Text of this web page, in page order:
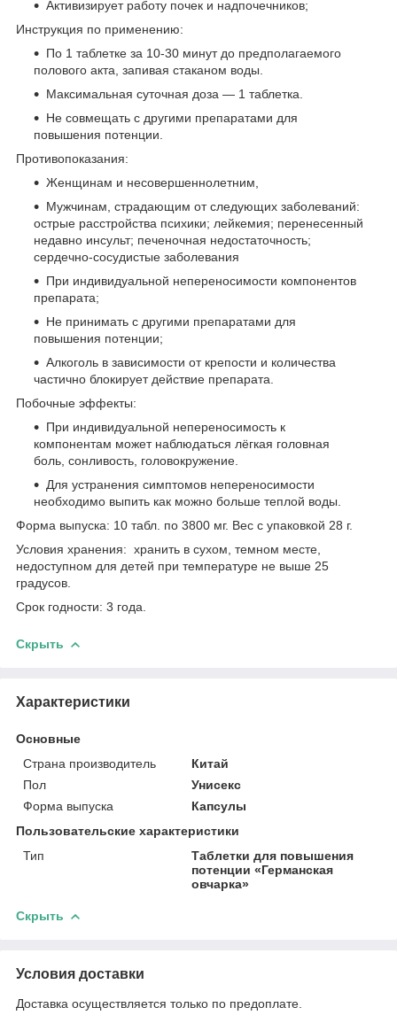
Активизирует работу почек и надпочечников;
Инструкция по применению:
По 1 таблетке за 10-30 минут до предполагаемого
полового акта, запивая стаканом воды.
Максимальная суточная доза — 1 таблетка.
Не совмещать с другими препаратами для
повышения потенции.
Противопоказания:
Женщинам и несовершеннолетним,
Мужчинам, страдающим от следующих заболеваний:
острые расстройства психики; лейкемия; перенесенный
недавно инсульт; печеночная недостаточность;
сердечно-сосудистые заболевания
При индивидуальной непереносимости компонентов
препарата;
Не принимать с другими препаратами для
повышения потенции;
Алкоголь в зависимости от крепости и количества
частично блокирует действие препарата.
Побочные эффекты:
При индивидуальной непереносимость к
компонентам может наблюдаться лёгкая головная
боль, сонливость, головокружение.
Для устранения симптомов непереносимости
необходимо выпить как можно больше теплой воды.
Форма выпуска: 10 табл. по 3800 мг. Вес с упаковкой 28 г.
Условия хранения: хранить в сухом, темном месте,
недоступном для детей при температуре не выше 25
градусов.
Срок годности: 3 года.
Скрыть
Характеристики
Основные
Страна производитель
Китай
Пол
Унисекс
Форма выпуска
Капсулы
Пользовательские характеристики
Тип
Таблетки для повышения
потенции «Германская
овчарка»
Скрыть
Условия доставки
Доставка осуществляется только по предоплате.